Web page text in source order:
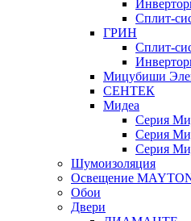
Сплит-
ГРИН
Сплит-
Мицубиши
СЕНТЕК
Мидеа
Серия
Серия
Серия
Шумоизоляция
Освещение
Обои
Двери